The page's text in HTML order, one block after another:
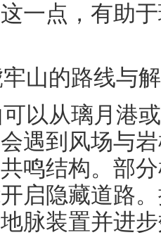
一点，有助
山的路线与
以从璃月港
遇到风场与
鸣结构。部
启隐藏道路
脉装置并进